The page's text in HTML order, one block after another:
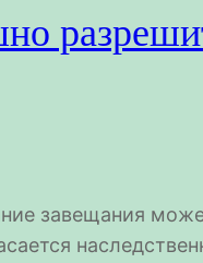
завещания